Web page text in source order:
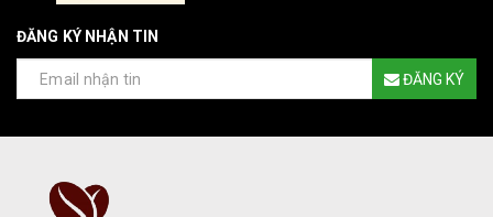
ĐĂNG KÝ NHẬN TIN
ĐĂNG KÝ